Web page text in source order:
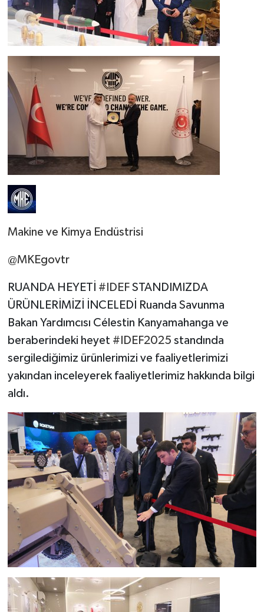
Makine ve Kimya Endüstrisi
@MKEgovtr
RUANDA HEYETİ #IDEFSTANDIMIZDA
ÜRÜNLERİMİZİ İNCELEDİ Ruanda Savunma
Bakan Yardımcısı Célestin Kanyamahanga ve
beraberindeki heyet #IDEF2025 standında
sergilediğimiz ürünlerimizi ve faaliyetlerimizi
yakından inceleyerek faaliyetlerimiz hakkında bilgi
aldı.